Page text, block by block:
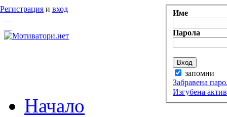
Регистрация и вход Име
Парола
запомни
Забравена
Изгубена
Начало